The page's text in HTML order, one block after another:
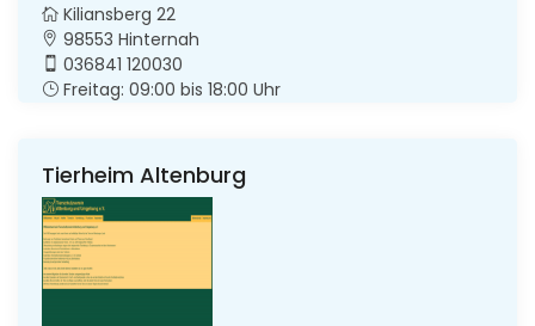
Kiliansberg 22
98553 Hinternah
036841 120030
Freitag: 09:00 bis 18:00 Uhr
Tierheim Altenburg